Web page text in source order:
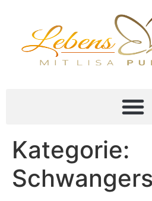
Kategorie: